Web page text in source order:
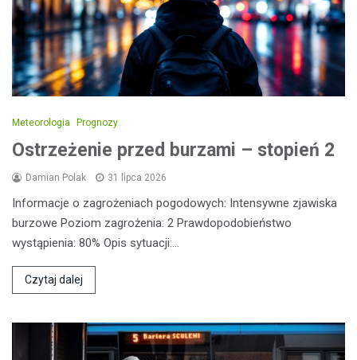
Meteorologia Prognozy
Ostrzeżenie przed burzami – stopień 2
Damian Polak 31 lipca 2026
Informacje o zagrożeniach pogodowych: Intensywne zjawiska
burzowe Poziom zagrożenia: 2 Prawdopodobieństwo
wystąpienia: 80% Opis sytuacji:…
Czytaj dalej